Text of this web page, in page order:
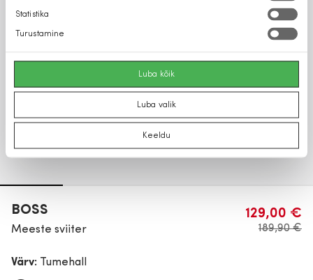
Statistika
Turustamine
Luba kõik
Luba valik
Keeldu
BOSS
Meeste sviiter
129,00 €
189,90 €
Värv: Tumehall